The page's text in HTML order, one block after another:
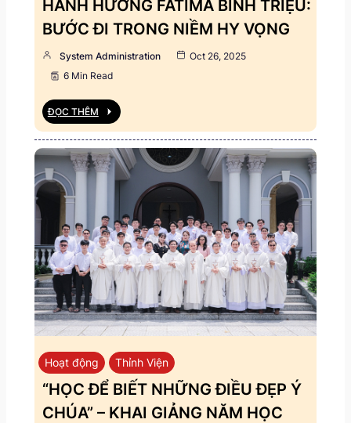
HÀNH HƯƠNG FATIMA BÌNH TRIỆU:
BƯỚC ĐI TRONG NIỀM HY VỌNG
System Administration
Oct 26, 2025
6 Min Read
ĐỌC THÊM
Hoạt động Thỉnh Viện
“HỌC ĐỂ BIẾT NHỮNG ĐIỀU ĐẸP Ý
CHÚA” – KHAI GIẢNG NĂM HỌC